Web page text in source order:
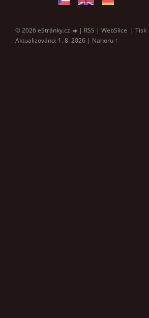
© 2026 eStránky.cz | RSS | WebSlice | Tisk
Aktualizováno: 1. 8. 2026 | Nahoru ↑